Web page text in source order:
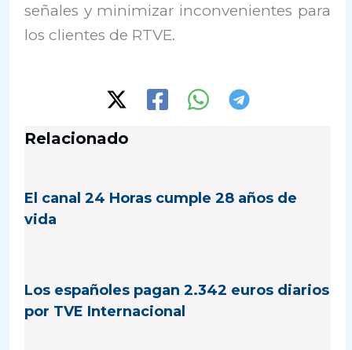
señales y minimizar inconvenientes para
los clientes de RTVE.
Relacionado
El canal 24 Horas cumple 28 años de
vida
Los españoles pagan 2.342 euros diarios
por TVE Internacional